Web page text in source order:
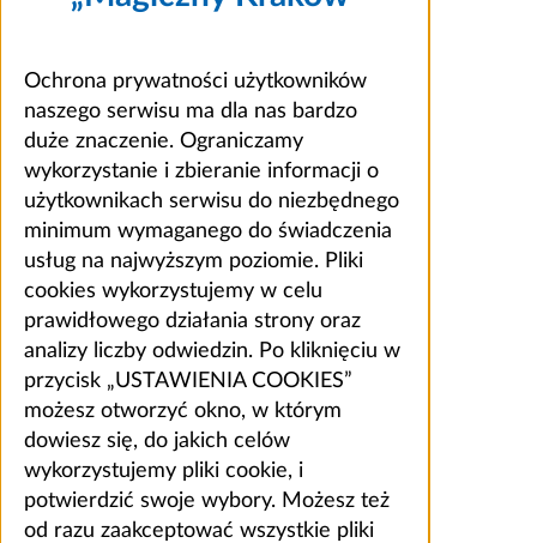
Ochrona prywatności użytkowników
naszego serwisu ma dla nas bardzo
duże znaczenie. Ograniczamy
wykorzystanie i zbieranie informacji o
użytkownikach serwisu do niezbędnego
minimum wymaganego do świadczenia
usług na najwyższym poziomie. Pliki
cookies wykorzystujemy w celu
prawidłowego działania strony oraz
analizy liczby odwiedzin. Po kliknięciu w
przycisk „USTAWIENIA COOKIES”
możesz otworzyć okno, w którym
dowiesz się, do jakich celów
wykorzystujemy pliki cookie, i
potwierdzić swoje wybory. Możesz też
od razu zaakceptować wszystkie pliki